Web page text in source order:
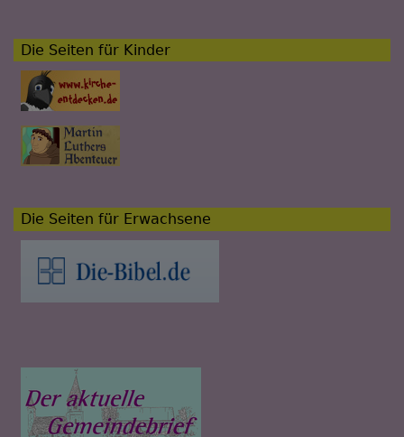
Die Seiten für Kinder
Die Seiten für Erwachsene